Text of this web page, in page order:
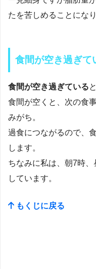
たを苦しめることにな
食間が空き過ぎて
食間が空き過ぎている
食間が空くと、次の食
みがち。
過食につながるので、
します。
ちなみに私は、朝7時
しています。
もくじに戻る